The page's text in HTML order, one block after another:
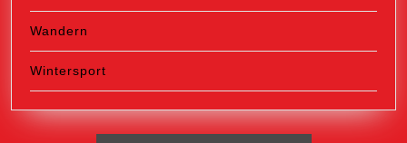
Wandern
Wintersport